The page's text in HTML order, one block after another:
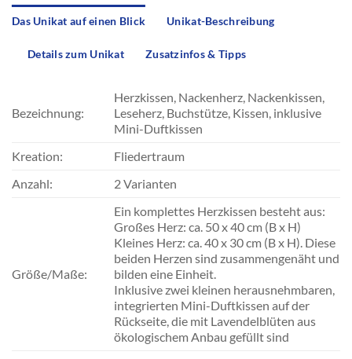
Das Unikat auf einen Blick Unikat-Beschreibung
Details zum Unikat Zusatzinfos & Tipps
Bezeichnung:
Herzkissen, Nackenherz, Nackenkissen,
Leseherz, Buchstütze, Kissen, inklusive
Mini-Duftkissen
Kreation:
Fliedertraum
Anzahl:
2 Varianten
Größe/Maße:
Ein komplettes Herzkissen besteht aus:
Großes Herz: ca. 50 x 40 cm (B x H)
Kleines Herz: ca. 40 x 30 cm (B x H). Diese
beiden Herzen sind zusammengenäht und
bilden eine Einheit.
Inklusive zwei kleinen herausnehmbaren,
integrierten Mini-Duftkissen auf der
Rückseite, die mit Lavendelblüten aus
ökologischem Anbau gefüllt sind